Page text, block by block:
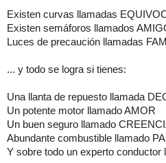
Existen curvas llamadas
Existen semáforos llamados
Luces de precaución llamadas
... y todo se logra si tienes:
Una llanta de repuesto llamada
Un potente motor llamado AMOR
Un buen seguro llamado
Abundante combustible llamado
Y sobre todo un experto conductor